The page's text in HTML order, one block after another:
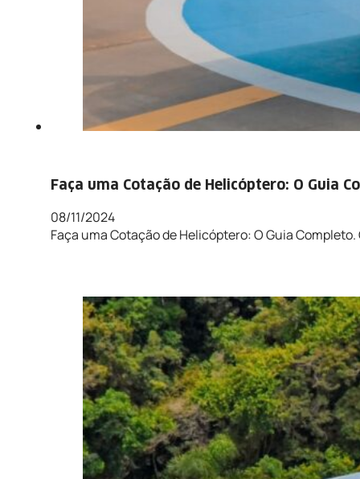
Faça uma Cotação de Helicóptero: O Guia
08/11/2024
Faça uma Cotação de Helicóptero: O Guia